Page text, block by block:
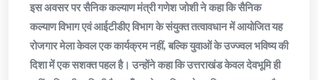
इस अवसर पर सैनिक कल्याण मंत्री गणेश जोशी ने कहा कि सैनिक
कल्याण विभाग एवं आईटीडीए विभाग के संयुक्त तत्वावधान में आयोजित यह
रोजगार मेला केवल एक कार्यक्रम नहीं, बल्कि युवाओं के उज्ज्वल भविष्य की
दिशा में एक सशक्त पहल है। उन्होंने कहा कि उत्तराखंड केवल देवभूमि ही